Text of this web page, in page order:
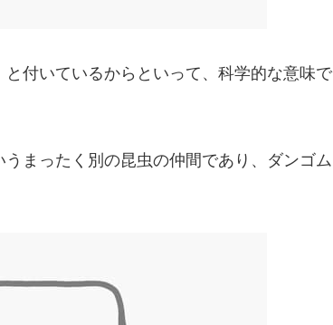
付いているからといって、科学的な意味で
まったく別の昆虫の仲間であり、ダンゴム